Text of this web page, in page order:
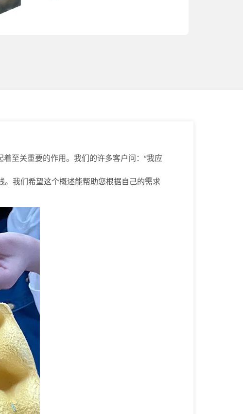
至关重要的作用。我们的许多客户问：“我应
我们希望这个概述能帮助您根据自己的需求